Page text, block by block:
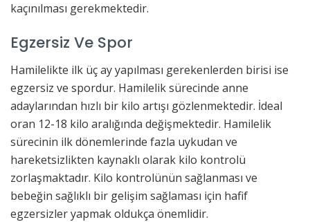
kaçınılması gerekmektedir.
Egzersiz Ve Spor
Hamilelikte ilk üç ay yapılması gerekenlerden birisi ise
egzersiz ve spordur. Hamilelik sürecinde anne
adaylarından hızlı bir kilo artışı gözlenmektedir. İdeal
oran 12-18 kilo aralığında değişmektedir. Hamilelik
sürecinin ilk dönemlerinde fazla uykudan ve
hareketsizlikten kaynaklı olarak kilo kontrolü
zorlaşmaktadır. Kilo kontrolünün sağlanması ve
bebeğin sağlıklı bir gelişim sağlaması için hafif
egzersizler yapmak oldukça önemlidir.